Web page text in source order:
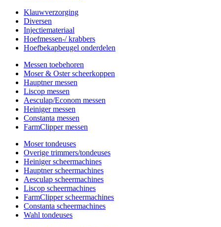
Klauwverzorging
Diversen
Injectiemateriaal
Hoefmessen-/ krabbers
Hoefbekapbeugel onderdelen
Messen toebehoren
Moser & Oster scheerkoppen
Hauptner messen
Liscop messen
Aesculap/Econom messen
Heiniger messen
Constanta messen
FarmClipper messen
Moser tondeuses
Overige trimmers/tondeuses
Heiniger scheermachines
Hauptner scheermachines
Aesculap scheermachines
Liscop scheermachines
FarmClipper scheermachines
Constanta scheermachines
Wahl tondeuses